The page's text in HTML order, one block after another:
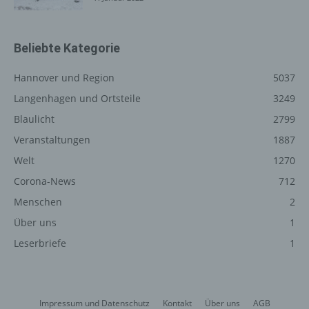
Beliebte Kategorie
Hannover und Region
5037
Langenhagen und Ortsteile
3249
Blaulicht
2799
Veranstaltungen
1887
Welt
1270
Corona-News
712
Menschen
2
Über uns
1
Leserbriefe
1
Impressum und Datenschutz Kontakt Über uns AGB
Registrierung auf unserer
Die betroffene Person hat die Möglichkeit, sich auf der
unter Angabe von personenbezogenen Daten zu
registrieren. Welche personenbezogenen Daten dabei
an den für die Verarbeitung Verantwortlichen übermittelt
die für die Registrierung verwendet wird. Die von der
betroffenen Person eingegebenen personenbezogenen
eigene Zwecke erhoben und gespeichert. Der für die
Verarbeitung Verantwortliche kann die Weitergabe an
einen Paketdienstleister, veranlassen, der die